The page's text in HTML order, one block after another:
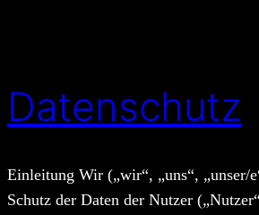
Datenschutz
Einleitung Wir („wir“, „uns“, „unser/
Schutz der Daten der Nutzer